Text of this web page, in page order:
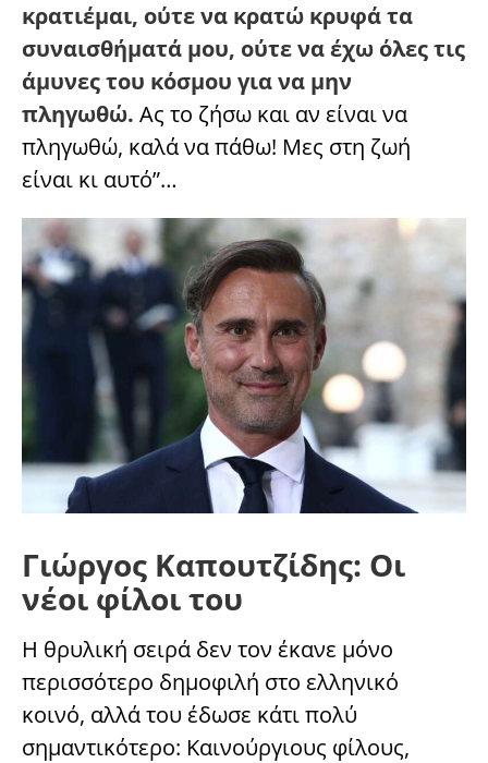
κρατιέμαι, ούτε να κρατώ κρυφά τα
συναισθήματά μου, ούτε να έχω όλες τις
άμυνες του κόσμου για να μην
πληγωθώ. Ας το ζήσω και αν είναι να
πληγωθώ, καλά να πάθω! Μες στη ζωή
είναι κι αυτό”…
Γιώργος Καπουτζίδης: Οι
νέοι φίλοι του
Η θρυλική σειρά δεν τον έκανε μόνο
περισσότερο δημοφιλή στο ελληνικό
κοινό, αλλά του έδωσε κάτι πολύ
σημαντικότερο: Καινούργιους φίλους,